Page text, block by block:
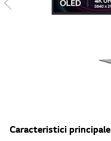
Caracteristici principale